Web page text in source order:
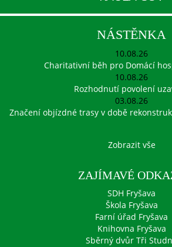
NÁSTĚNKA
10.08.26
Charitativní běh pro Domácí
10.08.26
Rozhodnutí povolení
03.08.26
Značení objízdné trasy v době
Zobrazit vše
ZAJÍMAVÉ
SDH Fryšava
Škola Fryšava
Farní úřad Fryšava
Knihovna Fryšava
Sběrný dvůr Tři